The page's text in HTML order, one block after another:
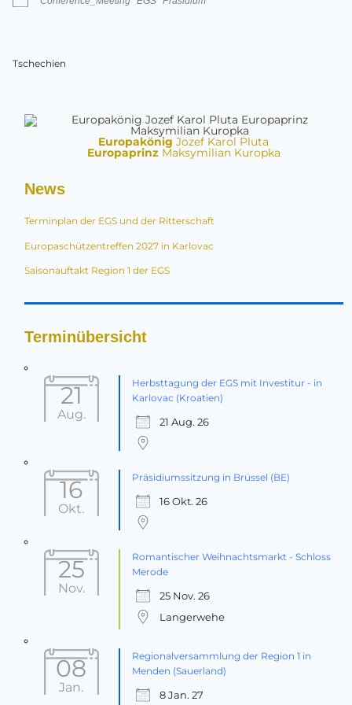
Tschechien
Europakönig Jozef Karol Pluta
EuropaprinzMaksymilian Kuropka
News
Terminplan der EGS und der Ritterschaft
Europaschützentreffen 2027 in Karlovac
Saisonauftakt Region 1 der EGS
Terminübersicht
21
Aug.
Herbsttagung der EGS mit Investitur - in
Karlovac (Kroatien)
21 Aug. 26
16
Okt.
Präsidiumssitzung in Brüssel (BE)
16 Okt. 26
25
Nov.
Romantischer Weihnachtsmarkt - Schloss
Merode
25 Nov. 26
Langerwehe
08
Jan.
Regionalversammlung der Region 1 in
Menden (Sauerland)
8 Jan. 27